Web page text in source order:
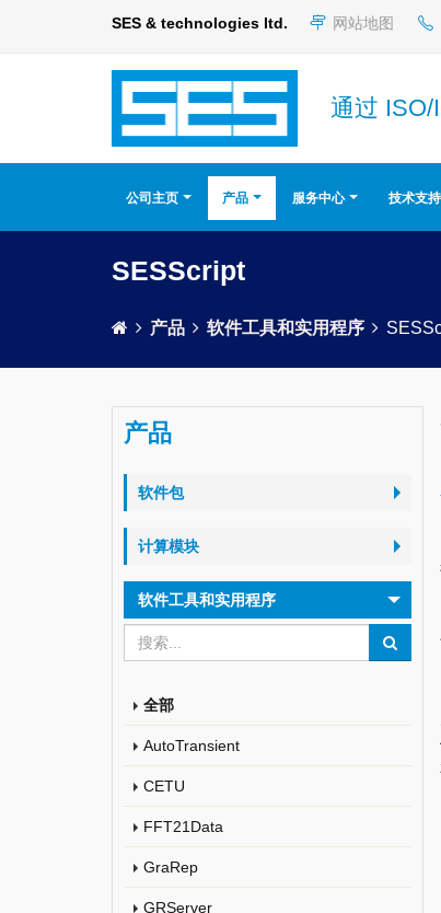
SES & technologies ltd. 网站地图
通过 ISO/
公司主页 产品 服务中心 技术支持
SESScript
产品 软件工具和实用程序
产品
软件包
计算模块
软件工具和实用程序
全部
AutoTransient
CETU
FFT21Data
GraRep
GRServer